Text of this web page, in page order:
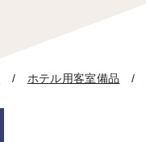
ホテル用客室備品